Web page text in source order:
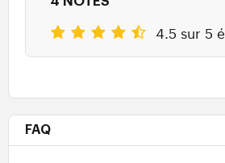
4.5 sur 5
FAQ